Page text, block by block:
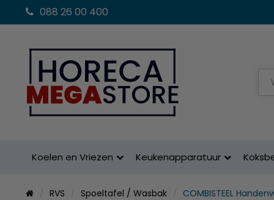
088 26 00 400
Koelen en Vriezen Keukenapparatuur
RVS Spoeltafel / Wasbak COMBISTEEL